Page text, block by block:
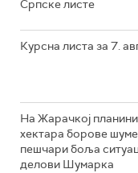
Српске листе
Курсна листа за 7.
На Жарачкој
хектара борове
пешчари боља
делови Шумарка